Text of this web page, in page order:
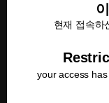
현재 접속하
your access